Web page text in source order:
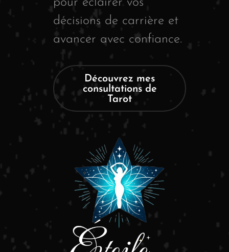
décisions de carrière et
avancer avec confiance.
Découvrez mes
consultations de
Tarot